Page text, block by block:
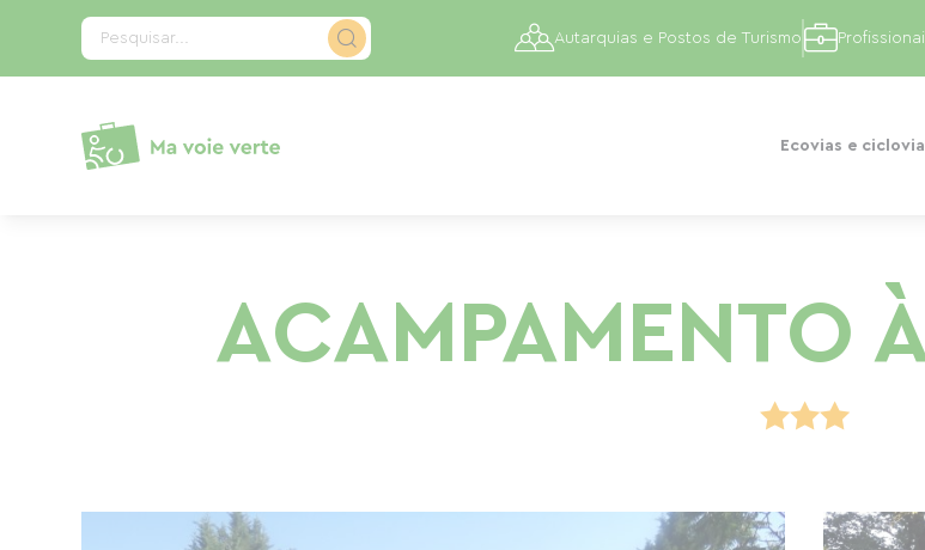
Pesquisar...
Ecovias e
Autarquias e Postos de Turismo
ACAMPAMENTO
Painel de Gerenciamento de Cookies